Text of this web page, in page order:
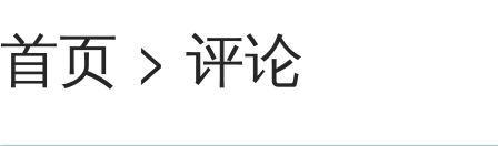
首页 > 评论